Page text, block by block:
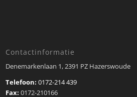
Contactinformatie
Denemarkenlaan 1, 2391 PZ Hazerswoude
Telefoon:0172-214 439
Fax:0172-210166